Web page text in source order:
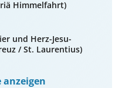
Himmelfahrt)
und Herz-Jesu-
/ St. Laurentius)